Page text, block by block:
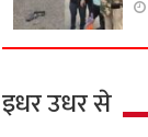
इधर उधर से